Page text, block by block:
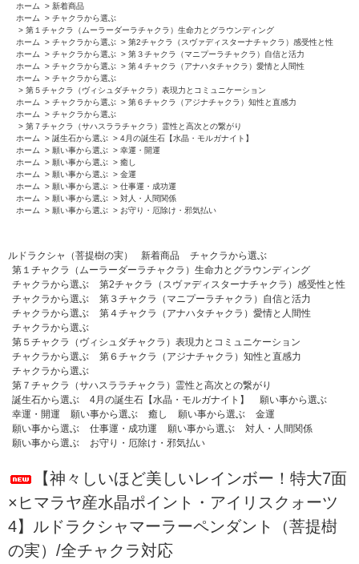
ホーム
> 新着商品
ホーム
> チャクラから選ぶ
> 第１チャクラ（ムーラーダーラチャクラ）生命力とグラウンディング
ホーム
> チャクラから選ぶ > 第2チャクラ（スヴァディスターナチャクラ）感受性と性
ホーム
> チャクラから選ぶ > 第３チャクラ（マニプーラチャクラ）自信と活力
ホーム
> チャクラから選ぶ > 第４チャクラ（アナハタチャクラ）愛情と人間性
ホーム
> チャクラから選ぶ
> 第５チャクラ（ヴィシュダチャクラ）表現力とコミュニケーション
ホーム
> チャクラから選ぶ > 第６チャクラ（アジナチャクラ）知性と直感力
ホーム
> チャクラから選ぶ
> 第７チャクラ（サハスララチャクラ）霊性と高次との繋がり
ホーム
> 誕生石から選ぶ > 4月の誕生石【水晶・モルガナイト】
ホーム
> 願い事から選ぶ > 幸運・開運
ホーム
> 願い事から選ぶ > 癒し
ホーム
> 願い事から選ぶ > 金運
ホーム
> 願い事から選ぶ > 仕事運・成功運
ホーム
> 願い事から選ぶ > 対人・人間関係
ホーム
> 願い事から選ぶ > お守り・厄除け・邪気払い
ルドラクシャ（菩提樹の実） 新着商品
チャクラから選ぶ
第１チャクラ（ムーラーダーラチャクラ）生命力とグラウンディング
チャクラから選ぶ
第2チャクラ（スヴァディスターナチャクラ）感受性と性
チャクラから選ぶ
第３チャクラ（マニプーラチャクラ）自信と活力
チャクラから選ぶ
第４チャクラ（アナハタチャクラ）愛情と人間性
チャクラから選ぶ
第５チャクラ（ヴィシュダチャクラ）表現力とコミュニケーション
チャクラから選ぶ
第６チャクラ（アジナチャクラ）知性と直感力
チャクラから選ぶ
第７チャクラ（サハスララチャクラ）霊性と高次との繋がり
誕生石から選ぶ
4月の誕生石【水晶・モルガナイト】
願い事から選ぶ
幸運・開運
願い事から選ぶ 癒し 願い事から選ぶ
金運
願い事から選ぶ
仕事運・成功運 願い事から選ぶ
対人・人間関係
願い事から選ぶ
お守り・厄除け・邪気払い
【神々しいほど美しいレインボー！特大7面
×ヒマラヤ産水晶ポイント・アイリスクォーツ
4】ルドラクシャマーラーペンダント（菩提樹
の実）/全チャクラ対応